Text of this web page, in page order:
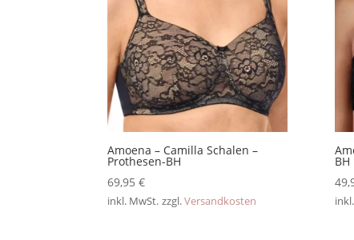
Amoena – Camilla Schalen –
Prothesen-BH
69,95€
inkl. MwSt. zzgl.Versandkosten
BH